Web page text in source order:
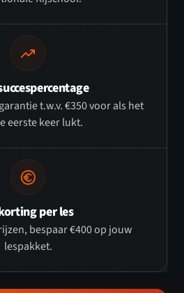
t.w.v. €350 voor als het
eerste keer lukt.
per les
bespaar €400 op jouw
lespakket.